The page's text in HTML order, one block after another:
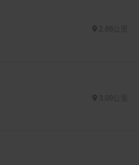
2.88公里
3.09公里